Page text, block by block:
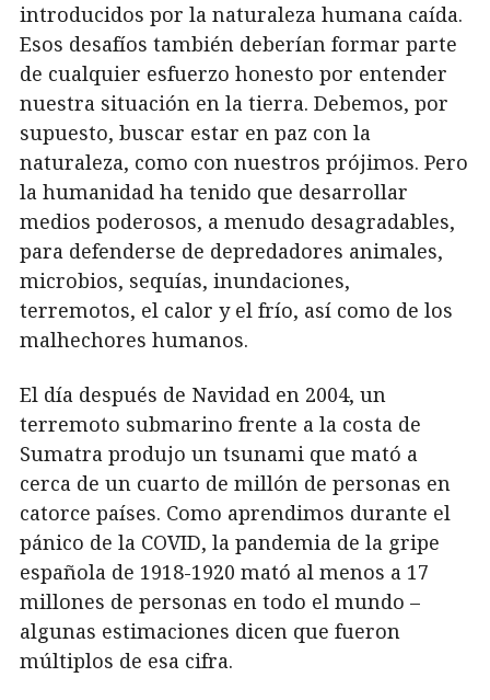
introducidos por la naturaleza humana caída.
Esos desafíos también deberían formar parte
de cualquier esfuerzo honesto por entender
nuestra situación en la tierra. Debemos, por
supuesto, buscar estar en paz con la
naturaleza, como con nuestros prójimos. Pero
la humanidad ha tenido que desarrollar
medios poderosos, a menudo desagradables,
para defenderse de depredadores animales,
microbios, sequías, inundaciones,
terremotos, el calor y el frío, así como de los
malhechores humanos.
El día después de Navidad en 2004, un
terremoto submarino frente a la costa de
Sumatra produjo un tsunami que mató a
cerca de un cuarto de millón de personas en
catorce países. Como aprendimos durante el
pánico de la COVID, la pandemia de la gripe
española de 1918-1920 mató al menos a 17
millones de personas en todo el mundo –
algunas estimaciones dicen que fueron
múltiplos de esa cifra.